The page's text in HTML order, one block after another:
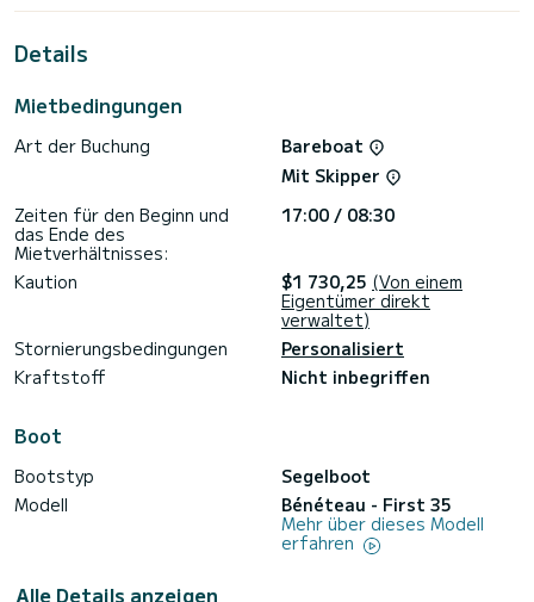
Diese First 35 ist mit 1 Toilette mit Dusche ausgestattet.
Dieses Boot ist mit einem Lattengroßsegel und einer
Deckdusche.
Details
Mietbedingungen
Art der Buchung
Bareboat
Mit Skipper
Zeiten für den Beginn und
das Ende des
Mietverhältnisses:
17:00 / 08:30
Kaution $1 730,25 (Von einem
Eigentümer direkt
verwaltet)
Stornierungsbedingungen
Personalisiert
Kraftstoff
Nicht inbegriffen
Boot
Bootstyp
Segelboot
Modell
Bénéteau - First 35
Mehr über dieses Modell
erfahren
Alle Details anzeigen